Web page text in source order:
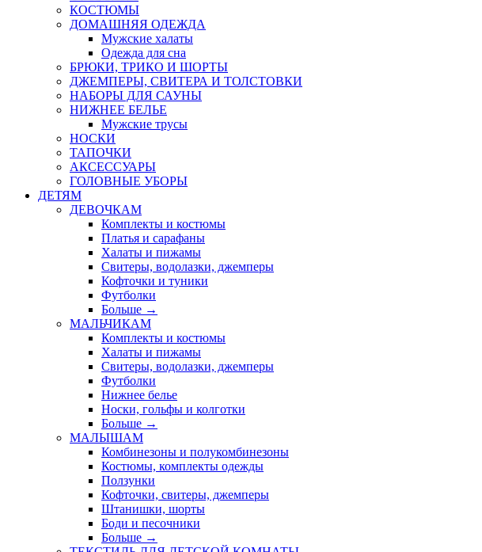
КОСТЮМЫ
ДОМАШНЯЯ ОДЕЖДА
Мужские халаты
Одежда для сна
БРЮКИ, ТРИКО И ШОРТЫ
ДЖЕМПЕРЫ, СВИТЕРА И ТОЛСТОВКИ
НАБОРЫ ДЛЯ САУНЫ
НИЖНЕЕ БЕЛЬЕ
Мужские трусы
НОСКИ
ТАПОЧКИ
АКСЕССУАРЫ
ГОЛОВНЫЕ УБОРЫ
ДЕТЯМ
ДЕВОЧКАМ
Комплекты и костюмы
Платья и сарафаны
Халаты и пижамы
Свитеры, водолазки, джемперы
Кофточки и туники
Футболки
Больше →
МАЛЬЧИКАМ
Комплекты и костюмы
Халаты и пижамы
Свитеры, водолазки, джемперы
Футболки
Нижнее белье
Носки, гольфы и колготки
Больше →
МАЛЫШАМ
Комбинезоны и полукомбинезоны
Костюмы, комплекты одежды
Ползунки
Кофточки, свитеры, джемперы
Штанишки, шорты
Боди и песочники
Больше →